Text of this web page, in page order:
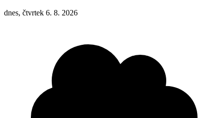
dnes, čtvrtek 6. 8. 2026